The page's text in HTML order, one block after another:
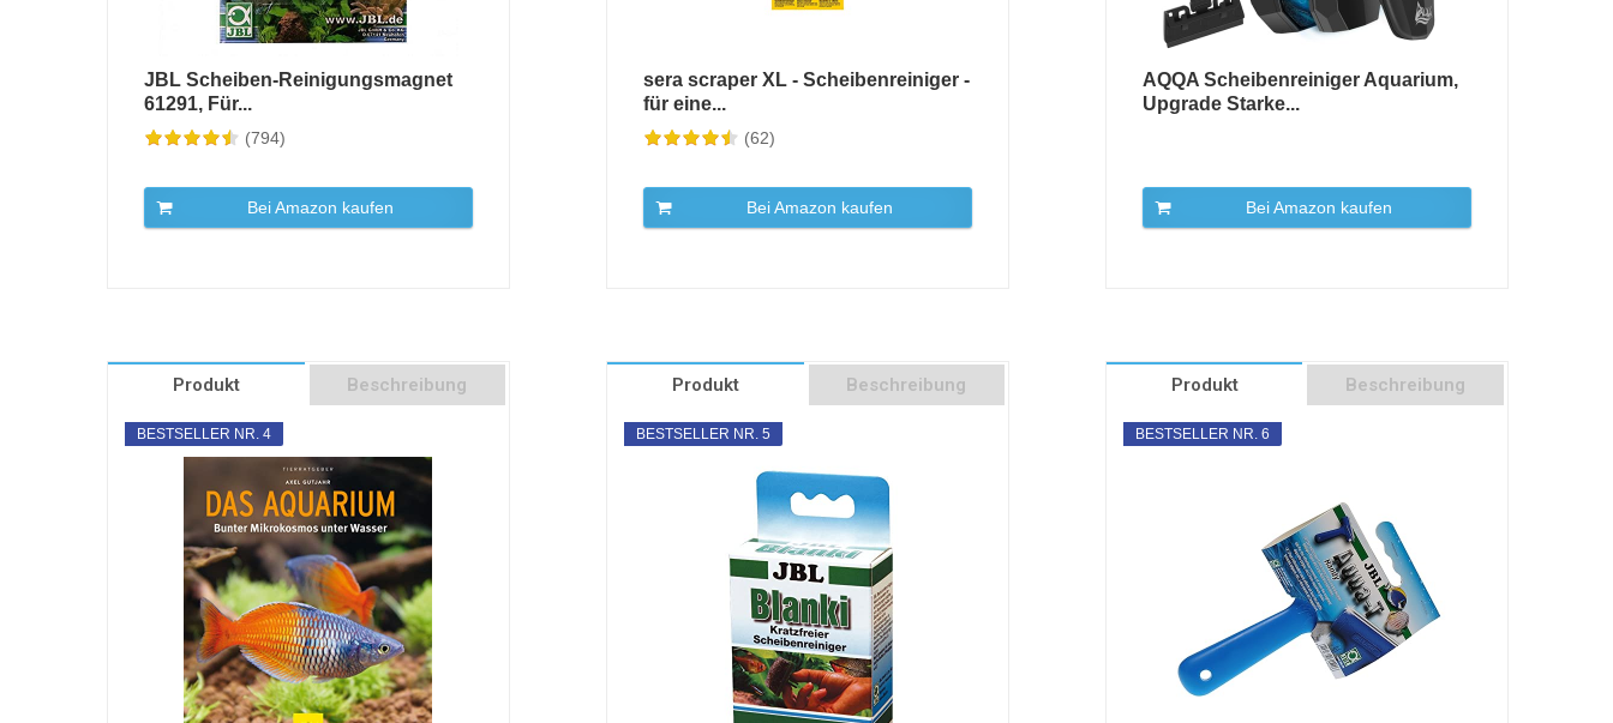
JBL Scheiben-Reinigungsmagnet
61291, Für...
(794)
Bei Amazon kaufen
sera scraper XL - Scheibenreiniger -
für eine...
(62)
Bei Amazon kaufen
AQQA Scheibenreiniger Aquarium,
Upgrade Starke...
Bei Amazon kaufen
Produkt Beschreibung
BESTSELLER NR. 4
Produkt Beschreibung
BESTSELLER NR. 5
Produkt Beschreibung
BESTSELLER NR. 6